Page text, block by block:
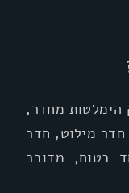
הימלטות מחדר,
מילוט, חדר
בטוח, מדובר